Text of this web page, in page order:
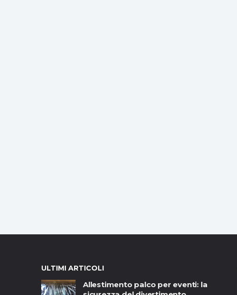
ULTIMI ARTICOLI
Allestimento palco per eventi: la